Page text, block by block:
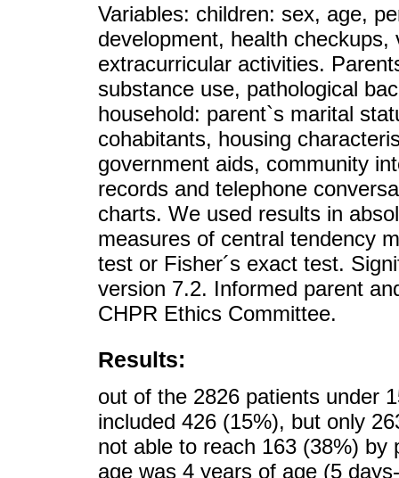
Variables: children: sex, age,
development, health
extracurricular activities.
substance use, pathological
household: parent`s marital
cohabitants, housing
government aids, community
records and telephone
charts. We used results in
measures of central tendency
test or Fisher´s exact test.
version 7.2. Informed parent
CHPR Ethics Committee.
Results:
out of the 2826 patients under
included 426 (15%), but only
not able to reach 163 (38%)
age was 4 years of age (5